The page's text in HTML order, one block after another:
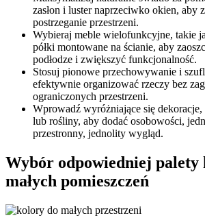
zasłon i luster naprzeciwko okien, aby
postrzeganie przestrzeni.
Wybieraj meble wielofunkcyjne, takie
półki montowane na ścianie, aby
podłodze i zwiększyć funkcjonalność.
Stosuj pionowe przechowywanie i
efektywnie organizować rzeczy bez
ograniczonych przestrzeni.
Wprowadź wyróżniające się dekoracje,
lub rośliny, aby dodać osobowości,
przestronny, jednolity wygląd.
Wybór odpowiedniej palety
małych pomieszczeń